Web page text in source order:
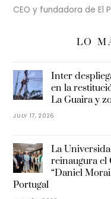
CEO y fundadora de El
LO
Inter
en la
La Guaira y
JULY 17, 2026
La
reinaugura el
“Daniel
Portugal